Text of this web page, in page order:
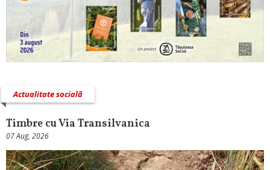
Actualitate socială
Timbre cu Via Transilvanica
07 Aug, 2026